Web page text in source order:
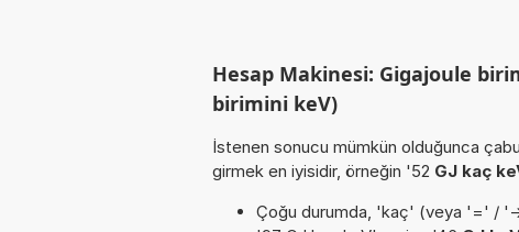
Hesap Makinesi: Gigajoule
birimini keV)
İstenen sonucu mümkün olduğunca
girmek en iyisidir, örneğin '52 GJ kaç
Çoğu durumda, 'kaç' (veya '=' / '-